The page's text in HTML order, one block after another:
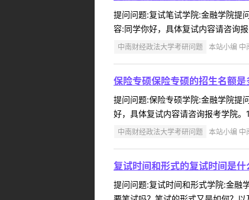
提问问题:复试笔试学院:金融学院
容:同学你好，具体复试内容请咨询
中南财经政法大学考研问题 本站小编
保险专硕保险专硕的招生名额
提问问题:保险专硕学院:金融学院
好，具体复试内容请咨询报考学院
中南财经政法大学考研问题 本站小编
复试时间和形式的复试时间是
提问问题:复试时间和形式学院:金